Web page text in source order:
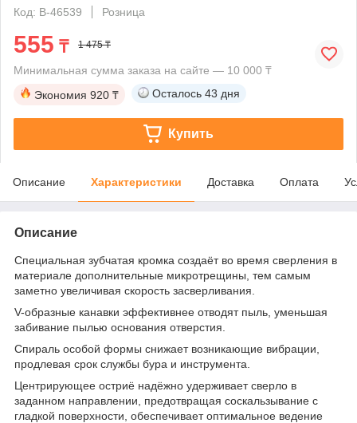
Код: B-46539
Розница
555 ₸ 1 475 ₸
Минимальная сумма заказа на сайте — 10 000 ₸
Экономия 920 ₸ Осталось 43 дня
Купить
Описание Характеристики Доставка Оплата
Описание
Специальная зубчатая кромка создаёт во время сверления в
материале дополнительные микротрещины, тем самым
заметно увеличивая скорость засверливания.
V-образные канавки эффективнее отводят пыль, уменьшая
забивание пылью основания отверстия.
Спираль особой формы снижает возникающие вибрации,
продлевая срок службы бура и инструмента.
Центрирующее остриё надёжно удерживает сверло в
заданном направлении, предотвращая соскальзывание с
гладкой поверхности, обеспечивает оптимальное ведение